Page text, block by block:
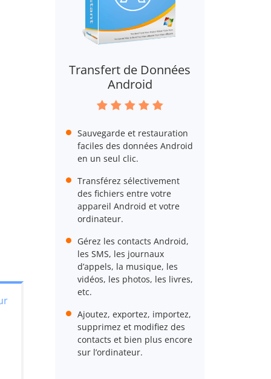
Transfert de Données
Android
Sauvegarde et restauration
faciles des données Android
en un seul clic.
Transférez sélectivement
des fichiers entre votre
appareil Android et votre
ordinateur.
Gérez les contacts Android,
les SMS, les journaux
d’appels, la musique, les
vidéos, les photos, les livres,
etc.
Ajoutez, exportez, importez,
supprimez et modifiez des
contacts et bien plus encore
sur l’ordinateur.